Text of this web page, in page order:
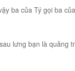
ba của Tý gọi ba
lưng bạn là quảng